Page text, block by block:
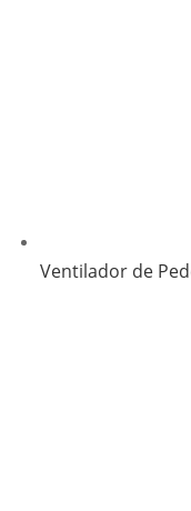
Ventilador de